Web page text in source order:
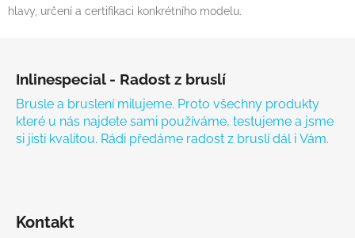
hlavy, určení a certifikaci konkrétního modelu.
Inlinespecial - Radost z bruslí
Brusle a bruslení milujeme. Proto všechny produkty
které u nás najdete sami používáme, testujeme a jsme
si jisti kvalitou. Rádi předáme radost z bruslí dál i Vám.
Kontakt